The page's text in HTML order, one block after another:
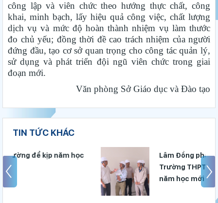
công lập và viên chức theo hướng thực chất, công
khai, minh bạch, lấy hiệu quả công việc, chất lượng
dịch vụ và mức độ hoàn thành nhiệm vụ làm thước
đo chủ yếu; đồng thời đề cao trách nhiệm của người
đứng đầu, tạo cơ sở quan trọng cho công tác quản lý,
sử dụng và phát triển đội ngũ viên chức trong giai
đoạn mới.
Văn phòng Sở Giáo dục và Đào tạo
TIN TỨC KHÁC
Lâm Đồng phấn đấu hoàn thành
Trường THPT Chuyên Bảo Lộc trước
năm học mới
năm học 2026–2027